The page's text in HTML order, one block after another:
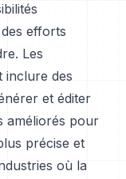
efforts
Les
inclure des
et éditer
améliorés pour
précise et
où la